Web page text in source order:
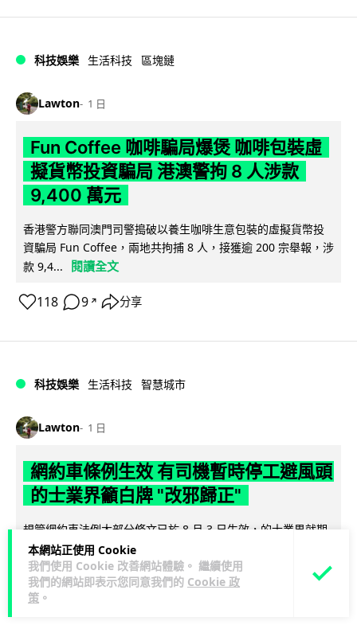
本網站正使用 Cookie
我們使用 Cookie 改善網站體驗。 繼續使用
我們的網站即表示您同意我們的 Cookie 政
策 。
科技娛樂 生活科技 區塊鏈
Lawton 1 日
Fun Coffee 咖啡騙局爆煲 咖啡包裝虛
擬貨幣投資騙局 港澳警拘 8 人涉款
9,400 萬元
香港警方聯同澳門司警搗破以養生咖啡生意包裝的虛擬貨幣投
資騙局 Fun Coffee，兩地共拘捕 8 人，接獲逾 200 宗舉報，涉
款 9,4...
閱讀全文
118 9 ↗ 分享
科技娛樂 生活科技 智慧城市
Lawton 1 日
網約車條例生效 有司機暫時停工避風頭
的士業界籲白牌 "改邪歸正"
規管網約車法例大部分條文已於 8 月 3 日生效，的士業界就期
望白牌車司機，能夠「改邪歸正」回流駕駛的士。新例大幅提
高罰則，首次定罪最高罰款... 閱讀全文
204